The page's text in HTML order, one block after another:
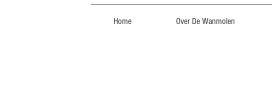
Home Over De Wanmolen